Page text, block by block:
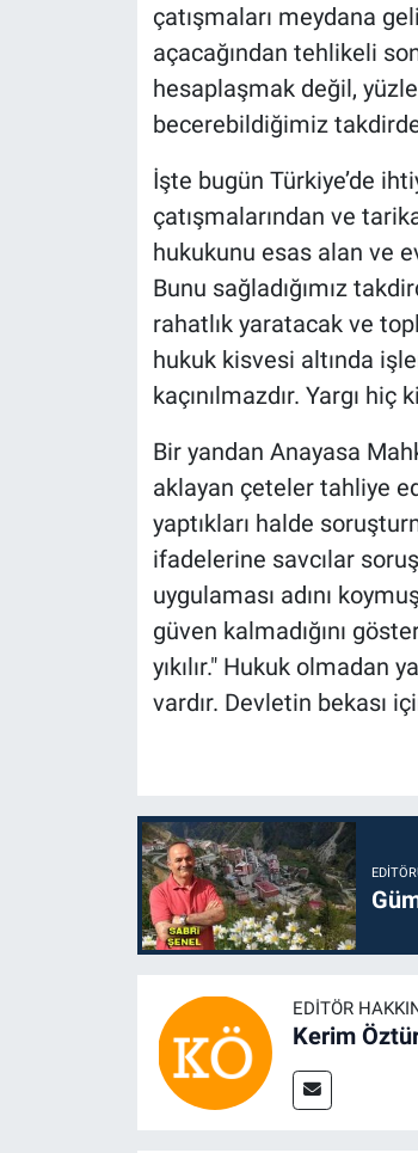
çatışmaları meydana
açacağından tehlikeli
hesaplaşmak değil,
becerebildiğimiz
İşte bugün Türkiye’de
çatışmalarından ve
hukukunu esas alan ve
Bunu sağladığımız
rahatlık yaratacak ve
hukuk kisvesi altında
kaçınılmazdır. Yargı hiç
Bir yandan Anayasa
aklayan çeteler tahliye
yaptıkları halde
ifadelerine savcılar
uygulaması adını
güven kalmadığını
yıkılır." Hukuk olmadan
vardır. Devletin bekası
EDITÖR
Kerim